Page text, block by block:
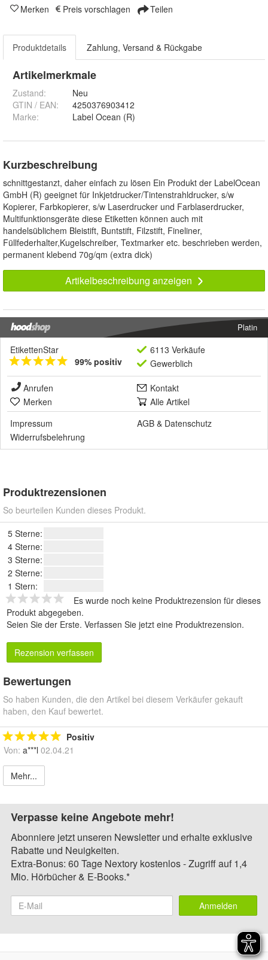
Merken Preis vorschlagen Teilen
Produktdetails Zahlung, Versand & Rückgabe
Artikelmerkmale
Zustand:
Neu
GTIN / EAN:
4250376903412
Marke:
Label Ocean (R)
Kurzbeschreibung
schnittgestanzt, daher einfach zu lösen Ein Produkt der LabelOcean
GmbH (R) geeignet für Inkjetdrucker/Tintenstrahldrucker, s/w
Kopierer, Farbkopierer, s/w Laserdrucker und Farblaserdrucker,
Multifunktionsgeräte diese Etiketten können auch mit
handelsüblichem Bleistift, Buntstift, Filzstift, Fineliner,
Füllfederhalter,Kugelschreiber, Textmarker etc. beschrieben werden,
permanent klebend 70g/qm (extra dick)
Artikelbeschreibung anzeigen
Platin
EtikettenStar
99% positiv
6113 Verkäufe
Gewerblich
Anrufen
Kontakt
Merken
Alle Artikel
Impressum
AGB & Datenschutz
Widerrufsbelehrung
Produktrezensionen
So beurteilen Kunden dieses Produkt.
5 Sterne:
4 Sterne:
3 Sterne:
2 Sterne:
1 Stern:
Es wurde noch keine Produktrezension für dieses
Produkt abgegeben.
Seien Sie der Erste. Verfassen Sie jetzt eine Produktrezension.
Rezension verfassen
Bewertungen
So haben Kunden, die den Artikel bei diesem Verkäufer gekauft
haben, den Kauf bewertet.
Positiv
Von: a***l 02.04.21
Mehr...
Verpasse keine Angebote mehr!
Abonniere jetzt unseren Newsletter und erhalte exklusive
Rabatte und Neuigkeiten.
Extra-Bonus: 60 Tage Nextory kostenlos - Zugriff auf 1,4
Mio. Hörbücher & E-Books.*
Anmelden